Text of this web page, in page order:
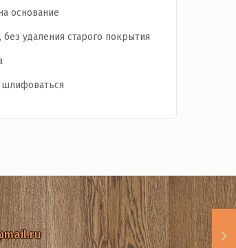
основание
удаления старого покрытия